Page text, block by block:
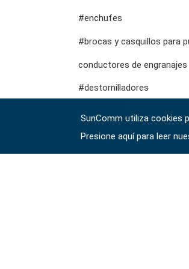
herramientas del auto
herramientas de
lubricación
accesorios de
abrazaderas vde
general vde
#llaves de trinquete
doble anillo
#llaves especiales
#llaves ajustables
alicates
#enchufes
Dados con unidad
Dados de impacto
#1/2"
Impacto de
#brocas y casquillos para
Puntas
puntas
Dados con punta de
accionamiento
conductores de engranajes
#destornilladores
#herramientas de torsión
#alicates, cortadores,
SunComm utiliza cookies
Presione aquí para leer